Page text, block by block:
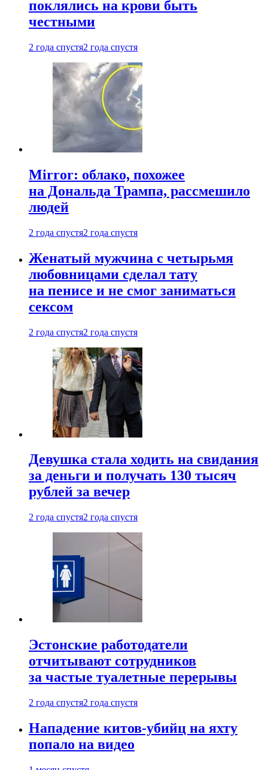
поклялись на крови быть
честными
2 года спустя2 года спустя
Mirror: облако, похожее
на Дональда Трампа, рассмешило
людей
2 года спустя2 года спустя
Женатый мужчина с четырьмя
любовницами сделал тату
на пенисе и не смог заниматься
сексом
2 года спустя2 года спустя
Девушка стала ходить на свидания
за деньги и получать 130 тысяч
рублей за вечер
2 года спустя2 года спустя
Эстонские работодатели
отчитывают сотрудников
за частые туалетные перерывы
2 года спустя2 года спустя
Нападение китов-убийц на яхту
попало на видео